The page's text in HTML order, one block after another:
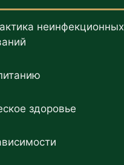
неинфекционных
здоровье